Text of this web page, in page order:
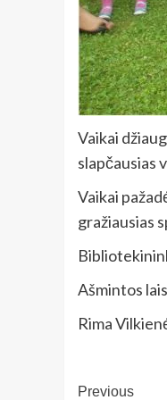
Vaikai
slapčausias
Vaikai
gražiausias
Ašmintos
Rima
Previous